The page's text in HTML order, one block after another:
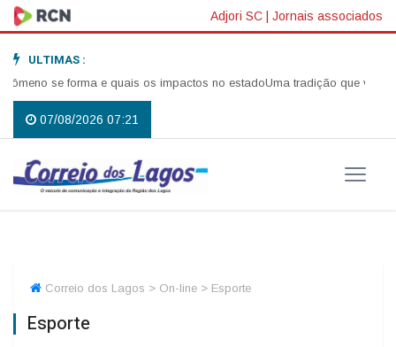
Adjori SC | Jornais associados
ULTIMAS :
e quais os impactos no estadoUma tradição que voltou a reunir a
07/08/2026 07:21
Correio dos Lagos > On-line > Esporte
Esporte